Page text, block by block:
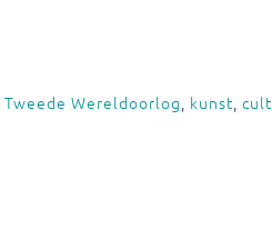
Tweede Wereldoorlog, kunst,